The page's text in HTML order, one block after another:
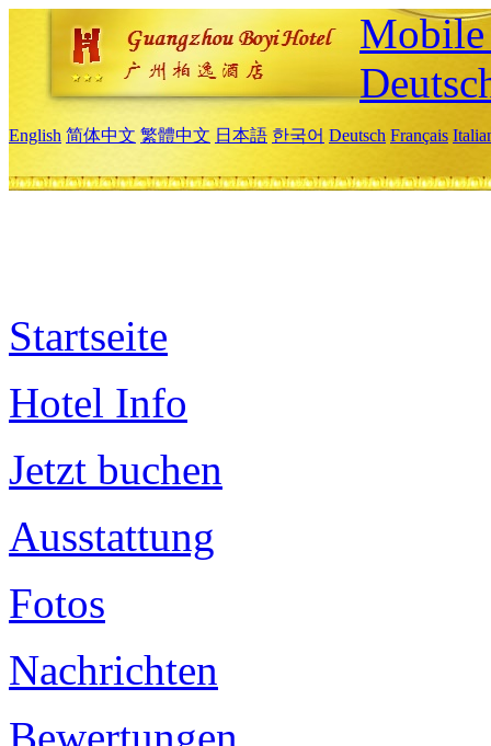
English 简体中文 繁體中文 日本語 한국어 Deutsch Français
Startseite
Hotel Info
Jetzt buchen
Ausstattung
Fotos
Nachrichten